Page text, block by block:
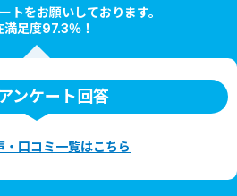
トをお願いしております。
満足度97.3％！
ンケート回答
・口コミ一覧はこちら